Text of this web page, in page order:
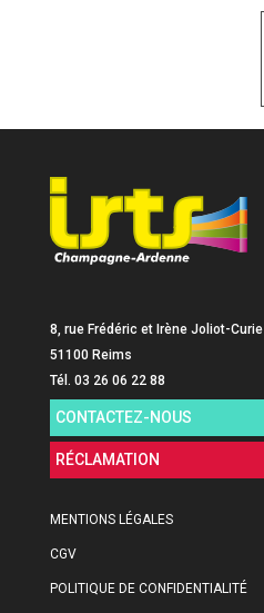
8, rue Frédéric et Irène Joliot-Curie
51100 Reims
Tél. 03 26 06 22 88
CONTACTEZ-NOUS
RÉCLAMATION
MENTIONS LÉGALES
CGV
POLITIQUE DE CONFIDENTIALITÉ